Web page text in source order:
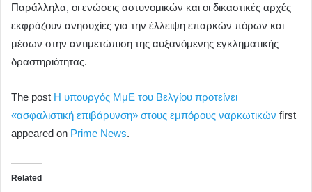
Παράλληλα, οι ενώσεις αστυνομικών και οι δικαστικές αρχές
εκφράζουν ανησυχίες για την έλλειψη επαρκών πόρων και
μέσων στην αντιμετώπιση της αυξανόμενης εγκληματικής
δραστηριότητας.
The post Η υπουργός ΜμΕ του Βελγίου προτείνει
«ασφαλιστική επιβάρυνση» στους εμπόρους ναρκωτικών first
appeared on Prime News.
Related